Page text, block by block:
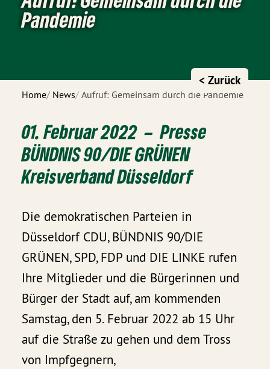
Pandemie
Home News Aufruf: Gemeinsam durch die Pandemie
< Zurück
01. Februar 2022 – Presse
BÜNDNIS 90/DIE GRÜNEN
Kreisverband Düsseldorf
Die demokratischen Parteien in
Düsseldorf CDU, BÜNDNIS 90/DIE
GRÜNEN, SPD, FDP und DIE LINKE rufen
Ihre Mitglieder und die Bürgerinnen und
Bürger der Stadt auf, am kommenden
Samstag, den 5. Februar 2022 ab 15 Uhr
auf die Straße zu gehen und dem Tross
von Impfgegnern,